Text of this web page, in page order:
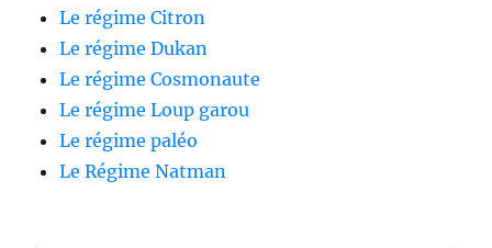
Le régime Citron
Le régime Dukan
Le régime Cosmonaute
Le régime Loup garou
Le régime paléo
Le Régime Natman